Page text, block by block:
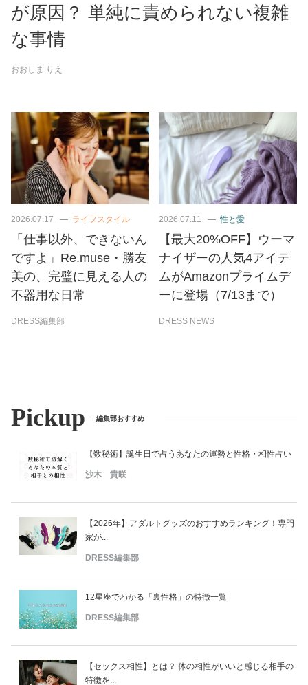
が原因？ 単純に責められない複雑
な事情
おおしま りえ
2026.07.17 ライフスタイル
「仕事以外、できないん
ですよ」Re.muse・勝友
美の、完璧に見える人の
不器用な日常
DRESS編集部
2026.07.11 性と愛
【最大20%OFF】ウーマ
ナイザーの人気4アイテ
ムがAmazonプライムデ
ーに登場（7/13まで）
DRESS NEWS
Pickup 編集部おすすめ
【数秘術】誕生日で占うあなたの運勢と性格・相性占い
沙木 貴咲
【2026年】アダルトグッズのおすすめランキング！専門
家が...
DRESS編集部
12星座でわかる「裏性格」の特徴一覧
DRESS編集部
【セックス相性】とは？ 体の相性がいいと感じる相手の
特徴を...